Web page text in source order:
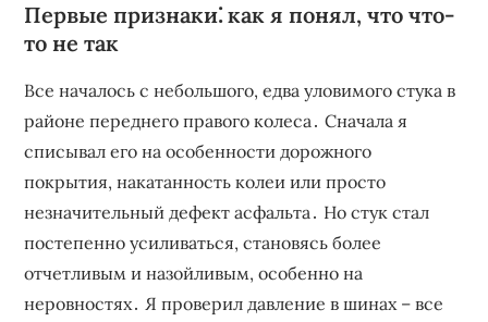
Первые признаки⁚ как я понял‚ что что-
то не так
Все началось с небольшого‚ едва уловимого стука в
районе переднего правого колеса․ Сначала я
списывал его на особенности дорожного
покрытия‚ накатанность колеи или просто
незначительный дефект асфальта․ Но стук стал
постепенно усиливаться‚ становясь более
отчетливым и назойливым‚ особенно на
неровностях․ Я проверил давление в шинах – все